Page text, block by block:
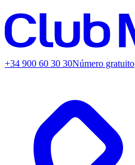
+34 900 60 30 30Número gratuito